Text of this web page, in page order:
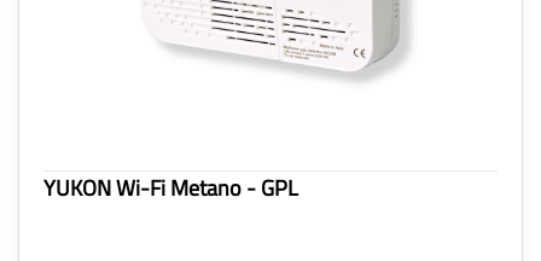
YUKON Wi-Fi Metano - GPL